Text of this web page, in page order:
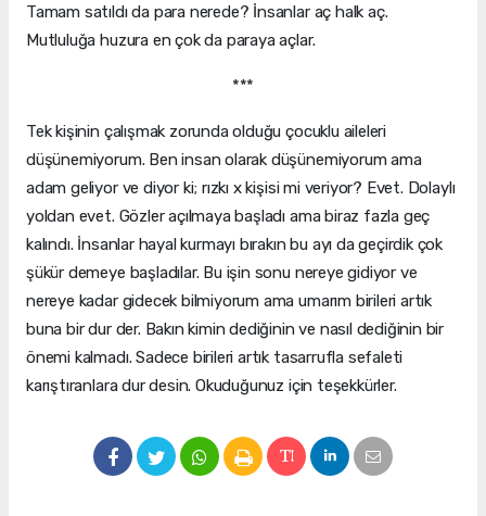
Tamam satıldı da para nerede? İnsanlar aç halk aç.
Mutluluğa huzura en çok da paraya açlar.
***
Tek kişinin çalışmak zorunda olduğu çocuklu aileleri
düşünemiyorum. Ben insan olarak düşünemiyorum ama
adam geliyor ve diyor ki; rızkı x kişisi mi veriyor? Evet. Dolaylı
yoldan evet. Gözler açılmaya başladı ama biraz fazla geç
kalındı. İnsanlar hayal kurmayı bırakın bu ayı da geçirdik çok
şükür demeye başladılar. Bu işin sonu nereye gidiyor ve
nereye kadar gidecek bilmiyorum ama umarım birileri artık
buna bir dur der. Bakın kimin dediğinin ve nasıl dediğinin bir
önemi kalmadı. Sadece birileri artık tasarrufla sefaleti
karıştıranlara dur desin. Okuduğunuz için teşekkürler.